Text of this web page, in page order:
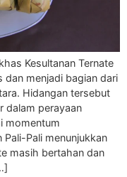
Kesultanan Ternate
dan menjadi bagian dari
Hidangan tersebut
dalam perayaan
momentum
Pali menunjukkan
masih bertahan dan